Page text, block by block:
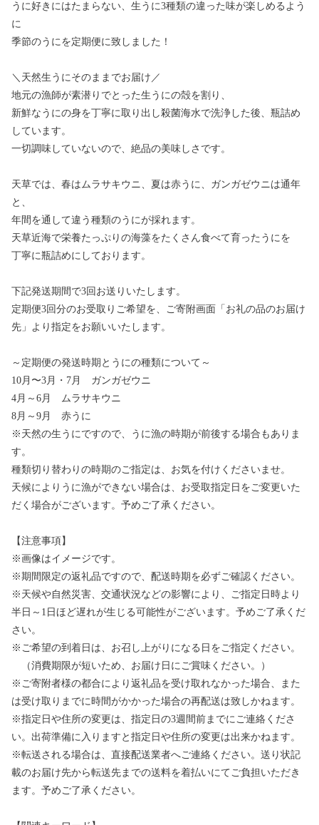
うに好きにはたまらない、生うに3種類の違った味が楽しめるよう
に
季節のうにを定期便に致しました！
＼天然生うにそのままでお届け／
地元の漁師が素潜りでとった生うにの殻を割り、
新鮮なうにの身を丁寧に取り出し殺菌海水で洗浄した後、瓶詰め
しています。
一切調味していないので、絶品の美味しさです。
天草では、春はムラサキウニ、夏は赤うに、ガンガゼウニは通年
と、
年間を通して違う種類のうにが採れます。
天草近海で栄養たっぷりの海藻をたくさん食べて育ったうにを
丁寧に瓶詰めにしております。
下記発送期間で3回お送りいたします。
定期便3回分のお受取りご希望を、ご寄附画面「お礼の品のお届け
先」より指定をお願いいたします。
～定期便の発送時期とうにの種類について～
10月〜3月・7月 ガンガゼウニ
4月～6月 ムラサキウニ
8月～9月 赤うに
※天然の生うにですので、うに漁の時期が前後する場合もありま
す。
種類切り替わりの時期のご指定は、お気を付けくださいませ。
天候によりうに漁ができない場合は、お受取指定日をご変更いた
だく場合がございます。予めご了承ください。
【注意事項】
※画像はイメージです。
※期間限定の返礼品ですので、配送時期を必ずご確認ください。
※天候や自然災害、交通状況などの影響により、ご指定日時より
半日～1日ほど遅れが生じる可能性がございます。予めご了承くだ
さい。
※ご希望の到着日は、お召し上がりになる日をご指定ください。
（消費期限が短いため、お届け日にご賞味ください。）
※ご寄附者様の都合により返礼品を受け取れなかった場合、また
は受け取りまでに時間がかかった場合の再配送は致しかねます。
※指定日や住所の変更は、指定日の3週間前までにご連絡くださ
い。出荷準備に入りますと指定日や住所の変更は出来かねます。
※転送される場合は、直接配送業者へご連絡ください。送り状記
載のお届け先から転送先までの送料を着払いにてご負担いただき
ます。予めご了承ください。